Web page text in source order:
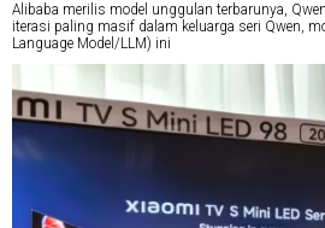
Alibaba merilis model unggulan terbarunya,
iterasi paling masif dalam keluarga seri Qwen,
Language Model/LLM) ini